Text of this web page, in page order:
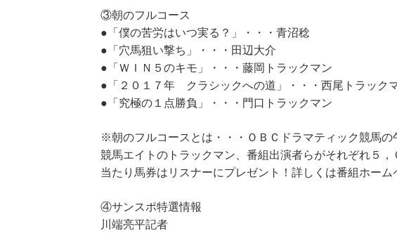
③朝のフルコース
●「僕の苦労はいつ実る？」・・・青沼稔
●「穴馬狙い撃ち」・・・田辺大介
●「ＷＩＮ５のキモ」・・・藤岡トラックマン
●「２０１７年 クラシックへの道」・・・西尾トラック
●「究極の１点勝負」・・・門口トラックマン
※朝のフルコースとは・・・ＯＢＣドラマティック競馬の
競馬エイトのトラックマン、番組出演者らがそれぞれ５，
当たり馬券はリスナーにプレゼント！詳しくは番組ホーム
④サンスポ特選情報
川端亮平記者